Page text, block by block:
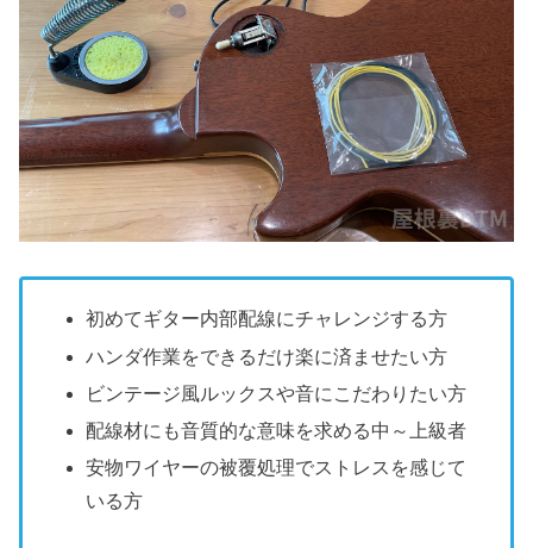
初めてギター内部配線にチャレンジする方
ハンダ作業をできるだけ楽に済ませたい方
ビンテージ風ルックスや音にこだわりたい方
配線材にも音質的な意味を求める中～上級者
安物ワイヤーの被覆処理でストレスを感じて
いる方